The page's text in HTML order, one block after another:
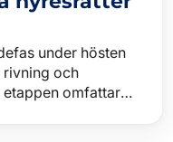
under hösten
rivning och
omfattar